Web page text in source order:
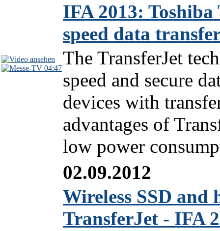
04:47
IFA 2013:
speed data
The TransferJet
speed and secure
devices with
advantages of
low power
02.09.2012
Wireless SSD and
TransferJet - IFA